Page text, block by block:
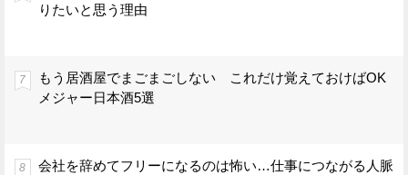
りたいと思う理由
もう居酒屋でまごまごしない これだけ覚えておけばOK
メジャー日本酒5選
会社を辞めてフリーになるのは怖い…仕事につながる人脈